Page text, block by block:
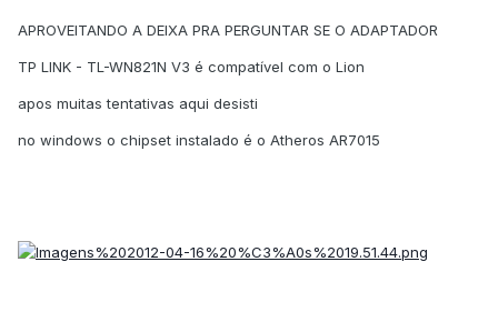
APROVEITANDO A DEIXA PRA PERGUNTAR SE O ADAPTADOR
TP LINK - TL-WN821N V3 é compatível com o Lion
apos muitas tentativas aqui desisti
no windows o chipset instalado é o Atheros AR7015